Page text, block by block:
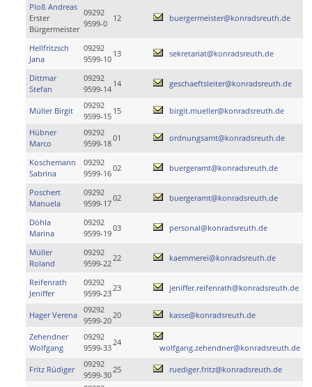
Ploß Andreas
Erster
Bürgermeister
09292
9599-0
12 buergermeister@konradsreuth.de
Hellfritzsch
Jana
09292
9599-10
13 sekretariat@konradsreuth.de
Dittmar
Stefan
09292
9599-14
14 geschaeftsleiter@konradsreuth.de
Müller Birgit
09292
9599-15
15 birgit.mueller@konradsreuth.de
Hübner
Marco
09292
9599-18
01 ordnungsamt@konradsreuth.de
Koschemann
Sabrina
09292
9599-16
02 buergeramt@konradsreuth.de
Poschert
Manuela
09292
9599-17
02 buergeramt@konradsreuth.de
Döhla
Marina
09292
9599-19
03 personal@konradsreuth.de
Müller
Roland
09292
9599-22
22 kaemmerei@konradsreuth.de
Reifenrath
Jeniffer
09292
9599-23
23 jeniffer.reifenrath@konradsreuth.de
Hager Verena
09292
9599-20
20 kasse@konradsreuth.de
Zehendner
Wolfgang
09292
9599-33
24
wolfgang.zehendner@konradsreuth.de
Fritz Rüdiger
09292
9599-30
25 ruediger.fritz@konradsreuth.de